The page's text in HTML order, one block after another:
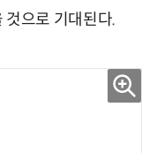
것으로 기대된다.